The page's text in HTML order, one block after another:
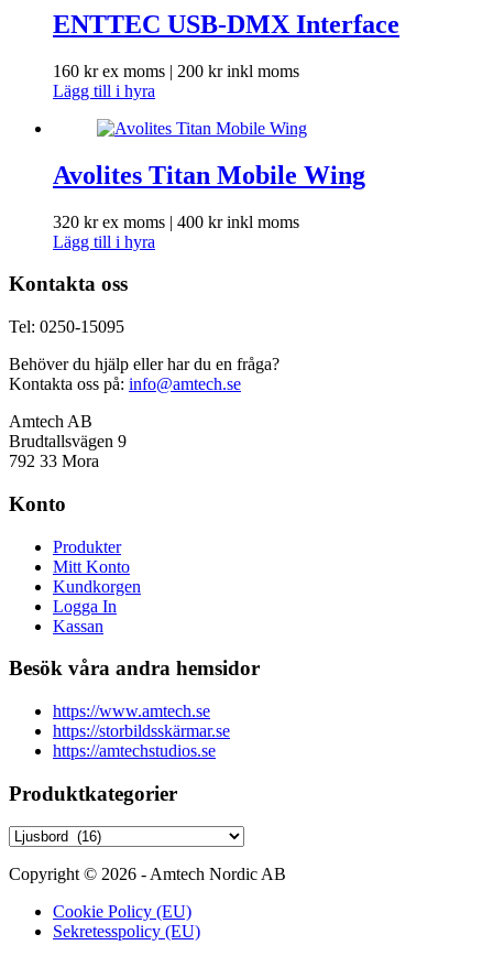
ENTTEC USB-DMX Interface
160 krex moms | 200 krinkl moms
Lägg till i hyra
Avolites Titan Mobile Wing
320 krex moms | 400 krinkl moms
Lägg till i hyra
Kontakta oss
Tel: 0250-15095
Behöver du hjälp eller har du en fråga?
Kontakta oss på: info@amtech.se
Amtech AB
Brudtallsvägen 9
792 33 Mora
Konto
Produkter
Mitt Konto
Kundkorgen
Logga In
Kassan
Besök våra andra hemsidor
https://www.amtech.se
https://storbildsskärmar.se
https://amtechstudios.se
Produktkategorier
Copyright © 2026 - Amtech Nordic AB
Cookie Policy (EU)
Sekretesspolicy (EU)